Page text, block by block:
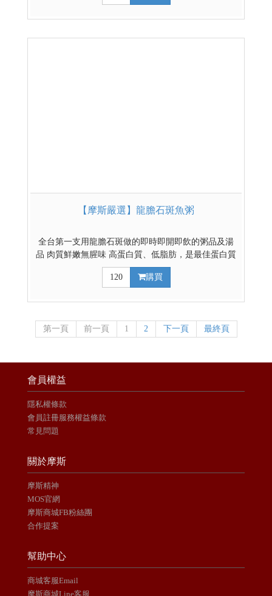
【摩斯嚴選】龍膽石斑魚粥
全台第一支用龍膽石斑做的即時即開即飲的粥品及湯
品 肉質鮮嫩無腥味 高蛋白質、低脂肪，是最佳蛋白質
來源，又被稱為「海裡的雞肉」。
120
購買
第一頁 前一頁 1 2 下一頁 最終頁
會員權益
隱私權條款
會員註冊服務權益條款
常見問題
關於摩斯
摩斯精神
MOS官網
摩斯商城FB粉絲團
合作提案
幫助中心
商城客服Email
摩斯商城Line客服